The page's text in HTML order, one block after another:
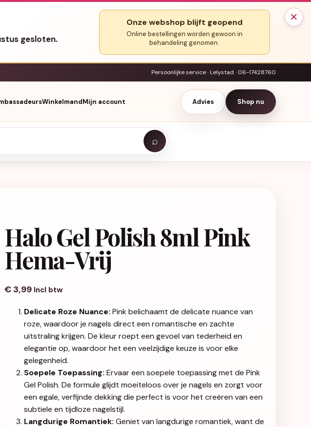
×
gesloten.
Onze webshop blijft geopend
Online bestellingen worden gewoon in
behandeling genomen.
Persoonlijke service · Lelystad · 06-17428760
WinkelmandMijn account Advies Shop nu
⌕
Halo Gel Polish 8ml Pink
Hema-Vrij
€3,99 Incl btw
Delicate Roze Nuance: Pink belichaamt de delicate nuance van
roze, waardoor je nagels direct een romantische en zachte
uitstraling krijgen. De kleur roept een gevoel van tederheid en
elegantie op, waardoor het een veelzijdige keuze is voor elke
gelegenheid.
Soepele Toepassing: Ervaar een soepele toepassing met de Pink
Gel Polish. De formule glijdt moeiteloos over je nagels en zorgt voor
een egale, verfijnde dekking die perfect is voor het creëren van een
subtiele en tijdloze nagelstijl.
Langdurige Romantiek: Geniet van langdurige romantiek, want de